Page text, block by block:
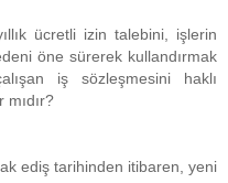
ücretli izin talebini, işlerin
öne sürerek kullandırmak
iş sözleşmesini haklı
ediş tarihinden itibaren, yeni